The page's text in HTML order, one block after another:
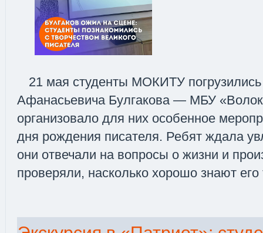
21 мая студенты МОКИТУ
Афанасьевича Булгакова — МБУ
организовало для них особенное
дня рождения писателя. Ребят ждала
они отвечали на вопросы о жизни и
проверяли, насколько хорошо знают его